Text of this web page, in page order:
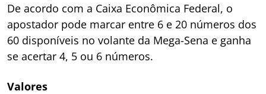
De acordo com a Caixa Econômica Federal, o
apostador pode marcar entre 6 e 20 números dos
60 disponíveis no volante da Mega-Sena e ganha
se acertar 4, 5 ou 6 números.
Valores